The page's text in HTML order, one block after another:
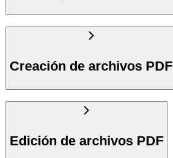
Creación de archivos PDF
Edición de archivos PDF